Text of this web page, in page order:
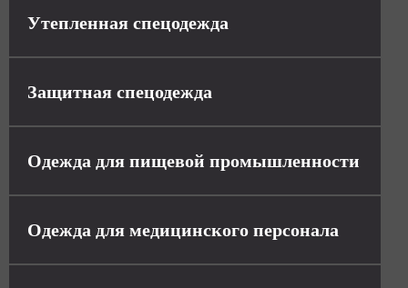
Утепленная спецодежда
Защитная спецодежда
Одежда для пищевой промышленности
Одежда для медицинского персонала